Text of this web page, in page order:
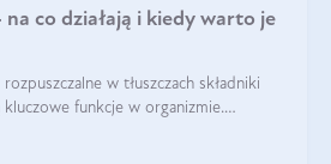
co działają i kiedy warto je
w tłuszczach składniki
funkcje w organizmie.